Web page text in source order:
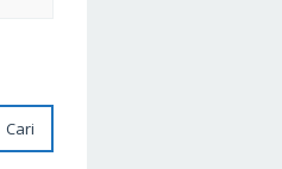
Cari